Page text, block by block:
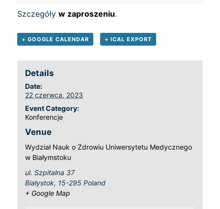
Szczegóły w zaproszeniu.
+ GOOGLE CALENDAR + ICAL EXPORT
Details
Date:
22 czerwca, 2023
Event Category:
Konferencje
Venue
Wydział Nauk o Zdrowiu Uniwersytetu Medycznego
w Białymstoku
ul. Szpitalna 37
Białystok, 15-295 Poland
+ Google Map